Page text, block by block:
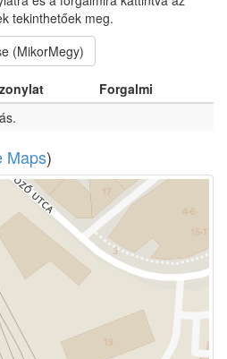
tekinthetőek meg.
(MikorMegy)
Forgalmi
Maps)